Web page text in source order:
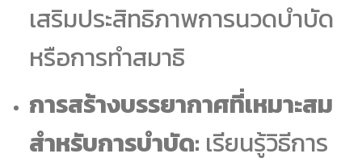
เสริมประสิทธิภาพการนวดบำบัด
หรือการทำสมาธิ
การสร้างบรรยากาศที่เหมาะสม
สำหรับการบำบัด: เรียนรู้วิธีการ